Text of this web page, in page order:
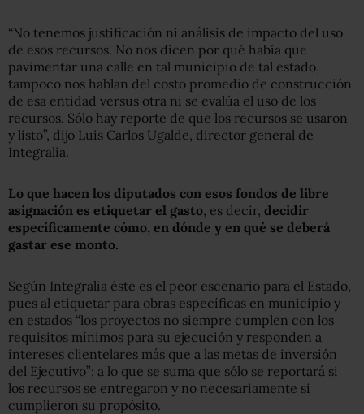
“No tenemos justificación ni análisis de impacto del uso
de esos recursos. No nos dicen por qué había que
pavimentar una calle en tal municipio de tal estado,
tampoco nos hablan del costo promedio de construcción
de esa entidad versus otra ni se evalúa el uso de los
recursos. Sólo hay reporte de que los recursos se usaron
y listo”, dijo Luis Carlos Ugalde, director general de
Integralia.
Lo que hacen los diputados con esos fondos de libre
asignación es etiquetar el gasto , es decir, decidir
específicamente cómo, en dónde y en qué se deberá
gastar ese monto.
Según Integralia éste es el peor escenario para el Estado,
pues al etiquetar para obras específicas en municipio y
en estados “los proyectos no siempre cumplen con los
requisitos mínimos para su ejecución y responden a
intereses clientelares más que a las metas de inversión
del Ejecutivo”; a lo que se suma que sólo se reportará si
los recursos se entregaron y no necesariamente si
cumplieron su propósito.